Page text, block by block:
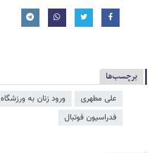
برچسب‌ها
علی مطهری ورود زنان به ورزشگاه
فدراسیون فوتبال